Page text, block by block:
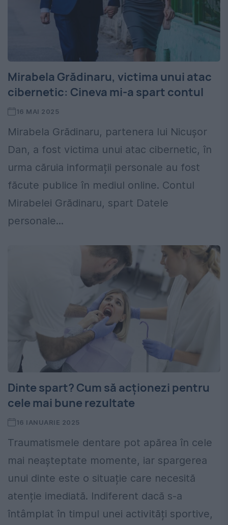
Mirabela Grădinaru, victima unui atac
cibernetic: Cineva mi-a spart contul
16 MAI 2025
Mirabela Grădinaru, partenera lui Nicușor
Dan, a fost victima unui atac cibernetic, în
urma căruia informații personale au fost
făcute publice în mediul online. Contul
Mirabelei Grădinaru, spart Datele
personale...
Dinte spart? Cum să acționezi pentru
cele mai bune rezultate
16 IANUARIE 2025
Traumatismele dentare pot apărea în cele
mai neașteptate momente, iar spargerea
unui dinte este o situație care necesită
atenție imediată. Indiferent dacă s-a
întâmplat în timpul unei activități sportive,